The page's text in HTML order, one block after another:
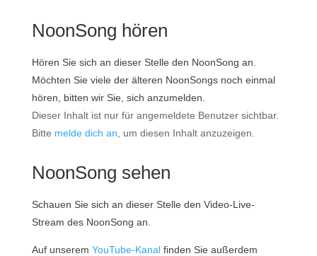
NoonSong hören
Hören Sie sich an dieser Stelle den NoonSong an.
Möchten Sie viele der älteren NoonSongs noch einmal
hören, bitten wir Sie, sich anzumelden.
Dieser Inhalt ist nur für angemeldete Benutzer sichtbar.
Bitte melde dich an , um diesen Inhalt anzuzeigen.
NoonSong sehen
Schauen Sie sich an dieser Stelle den Video-Live-
Stream des NoonSong an.
Auf unserem YouTube-Kanalfinden Sie außerdem